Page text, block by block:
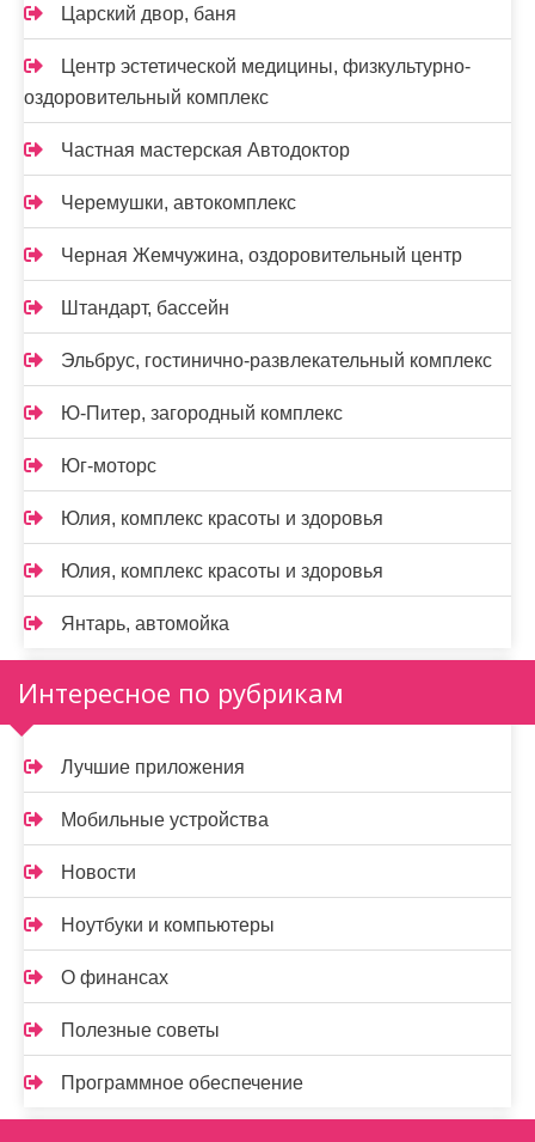
Царский двор, баня
Центр эстетической медицины, физкультурно-
оздоровительный комплекс
Частная мастерская Автодоктор
Черемушки, автокомплекс
Черная Жемчужина, оздоровительный центр
Штандарт, бассейн
Эльбрус, гостинично-развлекательный комплекс
Ю-Питер, загородный комплекс
Юг-моторс
Юлия, комплекс красоты и здоровья
Юлия, комплекс красоты и здоровья
Янтарь, автомойка
Интересное по рубрикам
Лучшие приложения
Мобильные устройства
Новости
Ноутбуки и компьютеры
О финансах
Полезные советы
Программное обеспечение